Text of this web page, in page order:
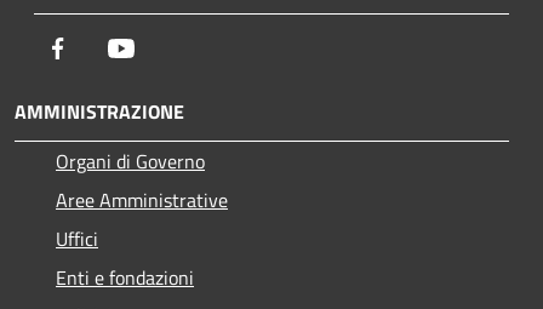
Facebook
AMMINISTRAZIONE
Organi di Governo
Aree Amministrative
Uffici
Enti e fondazioni